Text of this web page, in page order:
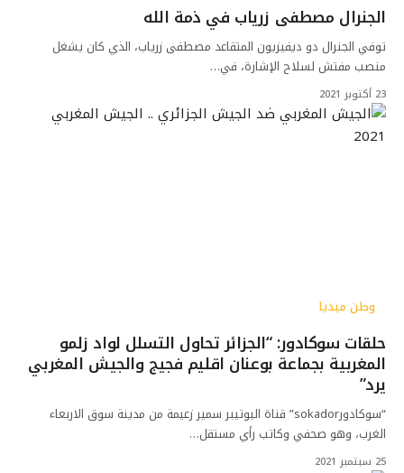
الجنرال مصطفى زرياب في ذمة الله
توفي الجنرال دو ديفيزيون المتقاعد مصطفى زرياب، الذي كان يشغل
منصب مفتش لسلاح الإشارة، في…
23 أكتوبر 2021
وطن ميديا
حلقات سوكادور: “الجزائر تحاول التسلل لواد زلمو
المغربية بجماعة بوعنان اقليم فجيج والجيش المغربي
يرد”
“سوكادورsokador” قناة اليوتيبر سمير زعيمة من مدينة سوق الاربعاء
الغرب، وهو صحفي وكاتب رأي مستقل…
25 سبتمبر 2021